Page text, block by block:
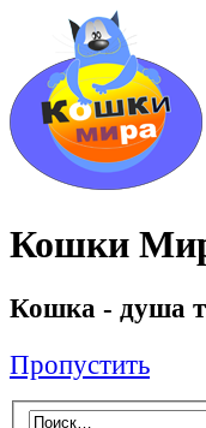
Кошки
Кошка - душа
Пропустить